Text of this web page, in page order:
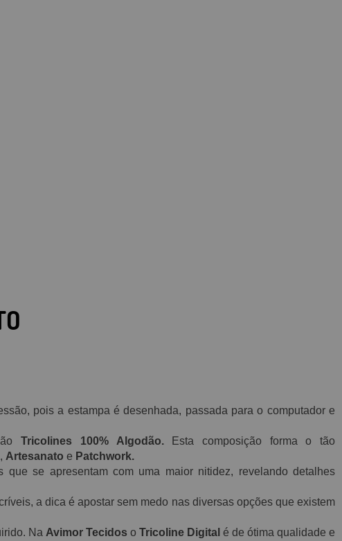
pois a estampa é desenhada, passada para o computador e
Tricolines 100% Algodão.Esta composição forma o tão
, Artesanato e Patchwork.
se apresentam com uma maior nitidez, revelando detalhes
a dica é apostar sem medo nas diversas opções que existem
Na Avimor Tecidos o Tricoline Digital é de ótima qualidade e